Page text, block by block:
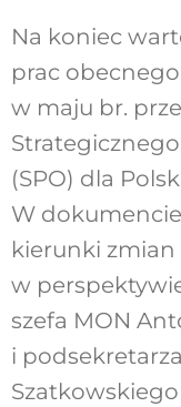
Na koniec
prac
w maju br.
(SPO) dla
W
kierunki
w
szefa MON
i